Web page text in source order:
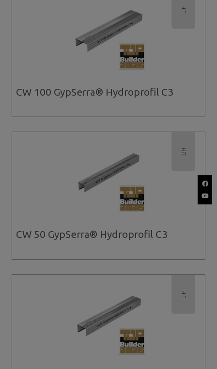
Płyty sufitowe Kasetonowe
CW 100 GypSerra® Hydroprofil C3
HIT
CW 50 GypSerra® Hydroprofil C3
HIT
HIT